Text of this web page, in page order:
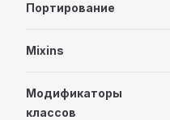
Портирование
Mixins
Модификаторы
классов